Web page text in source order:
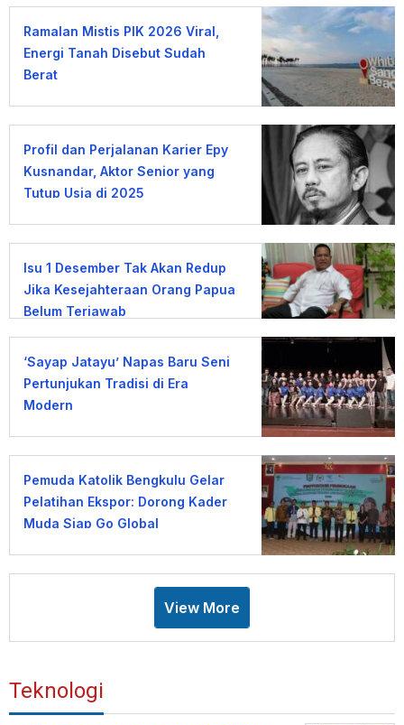
Ramalan Mistis PIK 2026 Viral,
Energi Tanah Disebut Sudah
Berat
Profil dan Perjalanan Karier Epy
Kusnandar, Aktor Senior yang
Tutup Usia di 2025
Isu 1 Desember Tak Akan Redup
Jika Kesejahteraan Orang Papua
Belum Terjawab
‘Sayap Jatayu’ Napas Baru Seni
Pertunjukan Tradisi di Era
Modern
Pemuda Katolik Bengkulu Gelar
Pelatihan Ekspor: Dorong Kader
Muda Siap Go Global
View More
Teknologi